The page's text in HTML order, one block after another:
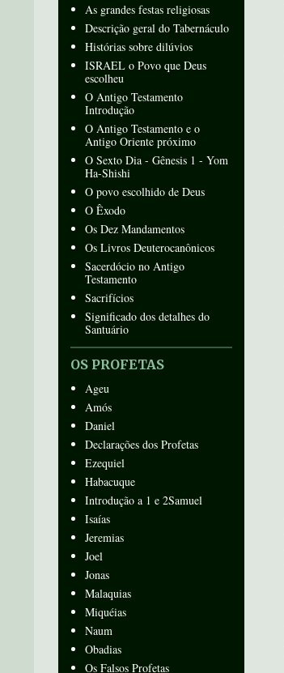
As grandes festas religiosas
Descrição geral do Tabernáculo
Histórias sobre dilúvios
ISRAEL o Povo que Deus
escolheu
O Antigo Testamento
Introdução
O Antigo Testamento e o
Antigo Oriente próximo
O Sexto Dia - Gênesis 1 - Yom
Ha-Shishi
O povo escolhido de Deus
O Êxodo
Os Dez Mandamentos
Os Livros Deuterocanônicos
Sacerdócio no Antigo
Testamento
Sacrifícios
Significado dos detalhes do
Santuário
OS PROFETAS
Ageu
Amós
Daniel
Declarações dos Profetas
Ezequiel
Habacuque
Introdução a 1 e 2Samuel
Isaías
Jeremias
Joel
Jonas
Malaquias
Miquéias
Naum
Obadias
Os Falsos Profetas